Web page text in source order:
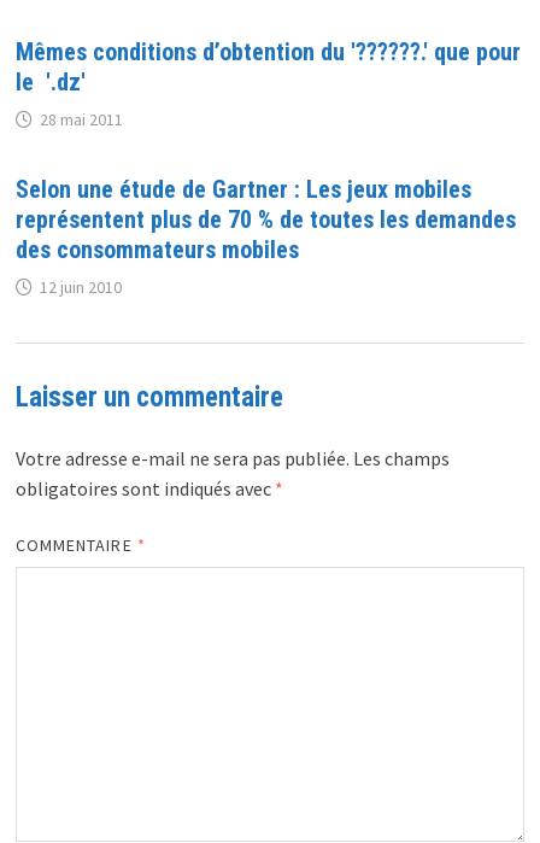
Mêmes conditions d’obtention du '??????.' que pour
le '.dz'
28 mai 2011
Selon une étude de Gartner : Les jeux mobiles
représentent plus de 70 % de toutes les demandes
des consommateurs mobiles
12 juin 2010
Laisser un commentaire
Votre adresse e-mail ne sera pas publiée. Les champs
obligatoires sont indiqués avec *
COMMENTAIRE *